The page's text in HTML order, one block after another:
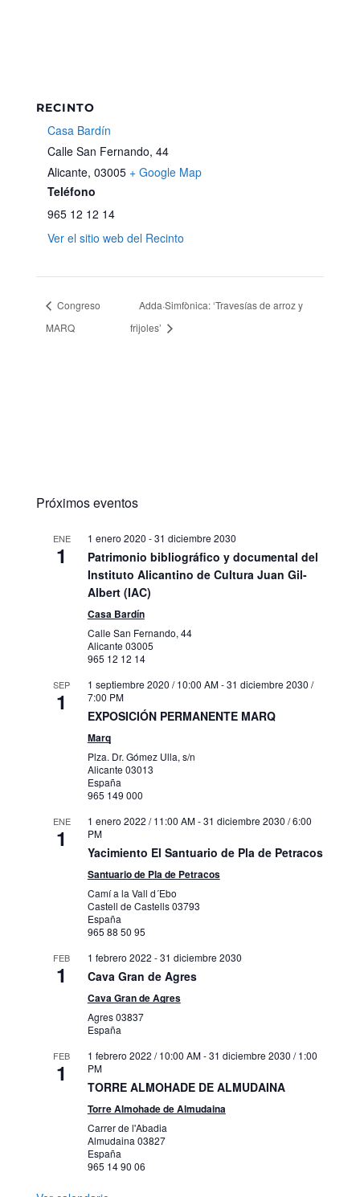
RECINTO
Casa Bardín
Calle San Fernando, 44
Alicante, 03005 + Google Map
Teléfono
965 12 12 14
Ver el sitio web del Recinto
Congreso
MARQ
Adda·Simfònica: ‘Travesías de arroz y
frijoles’
Próximos eventos
ENE
1
1 enero 2020 -31 diciembre 2030
Patrimonio bibliográfico y documental del
Instituto Alicantino de Cultura Juan Gil-
Albert (IAC)
Casa Bardín
Calle San Fernando, 44
Alicante 03005
965 12 12 14
SEP
1
1 septiembre 2020 / 10:00 AM-31 diciembre 2030 /
7:00 PM
EXPOSICIÓN PERMANENTE MARQ
Marq
Plza. Dr. Gómez Ulla, s/n
Alicante 03013
España
965 149 000
ENE
1
1 enero 2022 / 11:00 AM-31 diciembre 2030 / 6:00
PM
Yacimiento El Santuario de Pla de Petracos
Santuario de Pla de Petracos
Camí a la Vall d´Ebo
Castell de Castells03793
España
965 88 50 95
FEB
1
1 febrero 2022 -31 diciembre 2030
Cava Gran de Agres
Cava Gran de Agres
Agres03837
España
FEB
1
1 febrero 2022 / 10:00 AM-31 diciembre 2030 / 1:00
PM
TORRE ALMOHADE DE ALMUDAINA
Torre Almohade de Almudaina
Carrer de l'Abadia
Almudaina 03827
España
965 14 90 06